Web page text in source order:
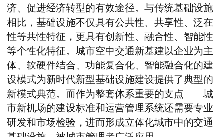
济、促进经济转型的有效途径。与传统基础设施
相比，基础设施不仅具有公共性、共享性、泛在
性等共性特征，更具有创新性、融合性、智能性
等个性化特征。城市空中交通新基建以企业为主
体、软硬件结合、功能复合化、智能融合化的建
设模式为新时代新型基础设施建设提供了典型的
新模式典范。而作为整套体系重要的支点——城
市新机场的建设标准和运营管理系统还需要专业
研发和市场检验，进而形成立体化城市中的交通